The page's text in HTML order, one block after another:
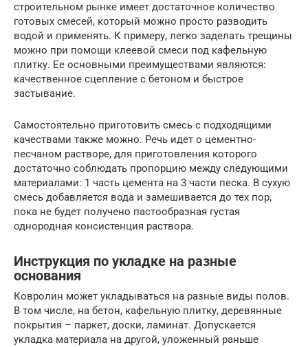
строительном рынке имеет достаточное количество
готовых смесей, который можно просто разводить
водой и применять. К примеру, легко заделать трещины
можно при помощи клеевой смеси под кафельную
плитку. Ее основными преимуществами являются:
качественное сцепление с бетоном и быстрое
застывание.
Самостоятельно приготовить смесь с подходящими
качествами также можно. Речь идет о цементно-
песчаном растворе, для приготовления которого
достаточно соблюдать пропорцию между следующими
материалами: 1 часть цемента на 3 части песка. В сухую
смесь добавляется вода и замешивается до тех пор,
пока не будет получено пастообразная густая
однородная консистенция раствора.
Инструкция по укладке на разные
основания
Ковролин может укладываться на разные виды полов.
В том числе, на бетон, кафельную плитку, деревянные
покрытия – паркет, доски, ламинат. Допускается
укладка материала на другой, уложенный раньше